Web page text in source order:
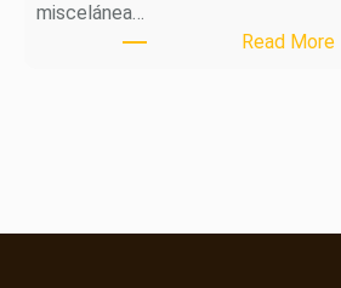
miscelánea…
Read More: